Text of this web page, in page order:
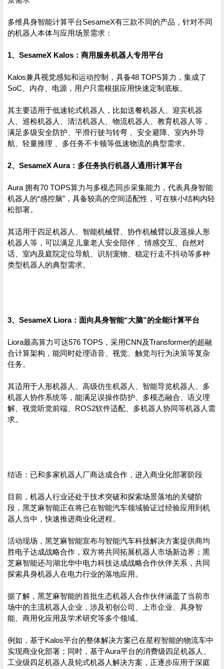
多维具身智能计算平台SesameX有三款不同的产品，针对不同
的机器人本体与应用场景需求：
1、SesameX Kalos：商用服务机器人专用平台
Kalos兼具视觉感知和运动控制，具备48 TOPS算力，集成了
SoC、内存、电源，用户只需根据应用快速定制底板。
其主要适用于低速轮式机器人，比如送餐机器人、迎宾机器
人、巡检机器人、清洁机器人、物流机器人、教育机器人等，
满足多级安全防护、平滑行驶与转弯 、安全避障、室内外导
航、轻量推理 、多任务不卡顿等低速物流的典型需求。
2、SesameX Aura：多任务执行机器人通用计算平台
Aura 拥有70 TOPS算力与多模态同步采集能力，代表具身智能
机器人的“感控脑”，具备较高的空间适配性，可在狭小结构内轻
松部署。
其适用于四足机器人、智能机械臂、协作机械臂以及遥操人形
机器人等，可以满足儿童老人安全陪伴 、情感交互、自然对
话、室内及庭院定位导航、识别宠物、稳定行走不抖动等多种
类型机器人的典型需求。
3、SesameX Liora：面向具身智能“大脑”的全能计算平台
Liora最高算力可达576 TOPS，采用CNN及Transformer的超融
合计算架构，能同时处理语音、视觉、触觉与行为决策等复杂
任务。
其适用于人形机器人、高级仿生机器人、智能导览机器人、多
机器人协作系统等，能满足误操作防护、多模态融合、语义理
解、视觉听觉前端、ROS2软件适配、多机器人协同等机器人需
求。
结语：已和多家机器人厂商达成合作，进入商业化部署阶段
目前，机器人行业还处于技术突破和探索场景落地的关键阶
段，黑芝麻智能正在将已在智能汽车领域验证过经验应用到机
器人当中，快速推进商业化进程。
活动现场，黑芝麻智能宣布与智能汽车科技解决方案提供商均
胜电子达成战略合作，双方将共同拓展机器人市场新边界；黑
芝麻智能还与湖北华中电力科技达成战略合作伙伴关系，共同
探索具身机器人在电力行业的落地应用。
据了解，黑芝麻智能的首批生态机器人合作伙伴涵盖了当前市
场中的主流机器人企业，涉及初创公司、上市企业、具身智
能、商用化应用及学术研究等多个领域。
例如，基于Kalos平台的整体解决方案已在星程智能的物流车中
实现商业化部署；同时，基于Aura平台的消费级四足机器人、
工业级四足机器人及轮式机器人解决方案，正逐步应用于深庭